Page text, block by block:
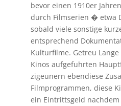
bevor einen 1910er
durch Filmserien � etwa
sobald viele sonstige
entsprechend
Kulturfilme. Getreu
Kinos aufgefuhrten
zigeunern ebendiese
Filmprogrammen, diese
ein Eintrittsgeld nachdem